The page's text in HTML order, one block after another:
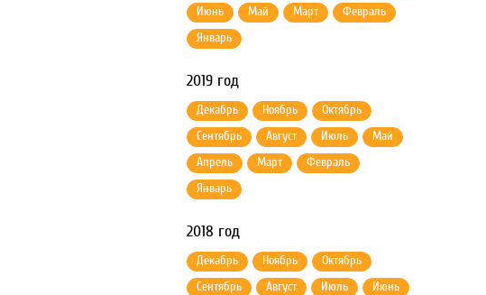
Июнь
Май Март
Февраль
Январь
2019 год
Декабрь Ноябрь
Октябрь
Сентябрь
Август Июль
Май
Апрель
Март
Февраль
Январь
2018 год
Декабрь Ноябрь
Октябрь
Сентябрь
Август Июль
Июнь